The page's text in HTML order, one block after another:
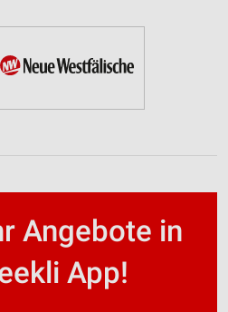
Angebote in
App!